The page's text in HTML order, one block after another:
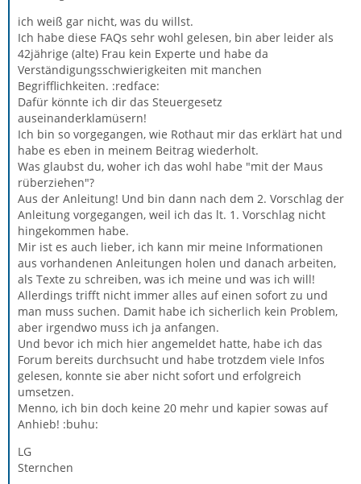
ich weiß gar nicht, was du willst.
Ich habe diese FAQs sehr wohl gelesen, bin aber leider als
42jährige (alte) Frau kein Experte und habe da
Verständigungsschwierigkeiten mit manchen
Begrifflichkeiten. :redface:
Dafür könnte ich dir das Steuergesetz
auseinanderklamüsern!
Ich bin so vorgegangen, wie Rothaut mir das erklärt hat und
habe es eben in meinem Beitrag wiederholt.
Was glaubst du, woher ich das wohl habe "mit der Maus
rüberziehen"?
Aus der Anleitung! Und bin dann nach dem 2. Vorschlag der
Anleitung vorgegangen, weil ich das lt. 1. Vorschlag nicht
hingekommen habe.
Mir ist es auch lieber, ich kann mir meine Informationen
aus vorhandenen Anleitungen holen und danach arbeiten,
als Texte zu schreiben, was ich meine und was ich will!
Allerdings trifft nicht immer alles auf einen sofort zu und
man muss suchen. Damit habe ich sicherlich kein Problem,
aber irgendwo muss ich ja anfangen.
Und bevor ich mich hier angemeldet hatte, habe ich das
Forum bereits durchsucht und habe trotzdem viele Infos
gelesen, konnte sie aber nicht sofort und erfolgreich
umsetzen.
Menno, ich bin doch keine 20 mehr und kapier sowas auf
Anhieb! :buhu:
LG
Sternchen